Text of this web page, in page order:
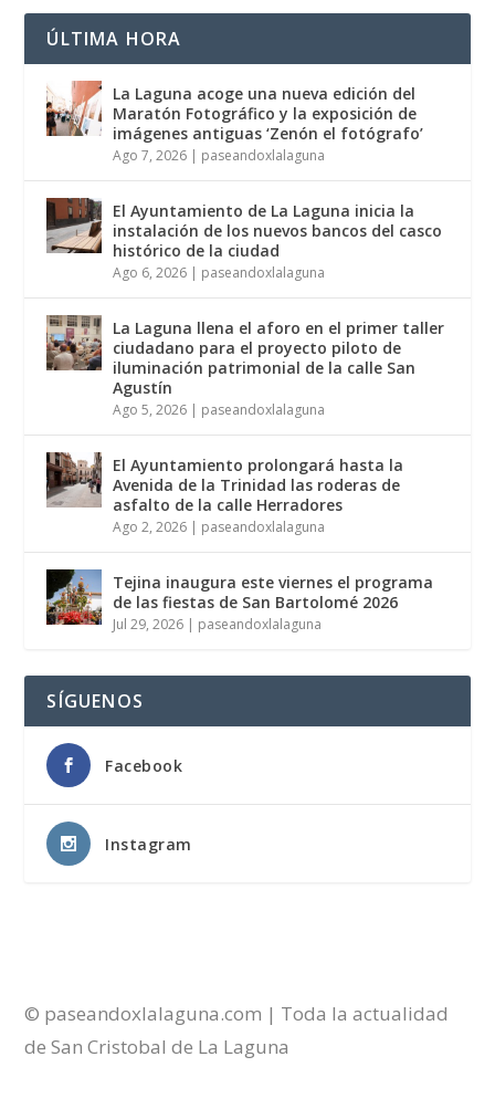
ÚLTIMA HORA
La Laguna acoge una nueva edición del
Maratón Fotográfico y la exposición de
imágenes antiguas ‘Zenón el fotógrafo’
Ago 7, 2026 | paseandoxlalaguna
El Ayuntamiento de La Laguna inicia la
instalación de los nuevos bancos del casco
histórico de la ciudad
Ago 6, 2026 | paseandoxlalaguna
La Laguna llena el aforo en el primer taller
ciudadano para el proyecto piloto de
iluminación patrimonial de la calle San
Agustín
Ago 5, 2026 | paseandoxlalaguna
El Ayuntamiento prolongará hasta la
Avenida de la Trinidad las roderas de
asfalto de la calle Herradores
Ago 2, 2026 | paseandoxlalaguna
Tejina inaugura este viernes el programa
de las fiestas de San Bartolomé 2026
Jul 29, 2026 | paseandoxlalaguna
SÍGUENOS
Facebook
Instagram
© paseandoxlalaguna.com | Toda la actualidad
de San Cristobal de La Laguna